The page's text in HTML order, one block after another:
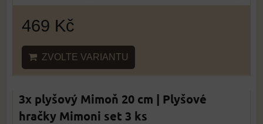
469 Kč
ZVOLTE VARIANTU
3x plyšový Mimoň 20 cm | Plyšové
hračky Mimoni set 3 ks